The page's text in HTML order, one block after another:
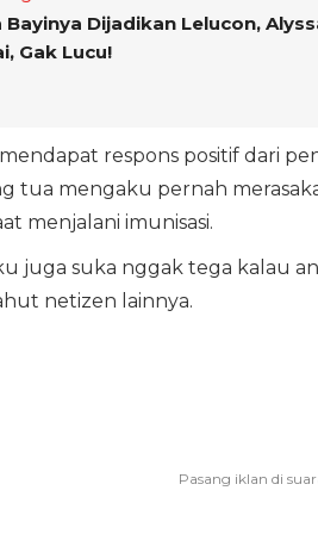
Bayinya Dijadikan Lelucon,
Gak Lucu!
respons positif dari
tua mengaku pernah
menjalani imunisasi.
juga suka nggak tega kalau
netizen lainnya.